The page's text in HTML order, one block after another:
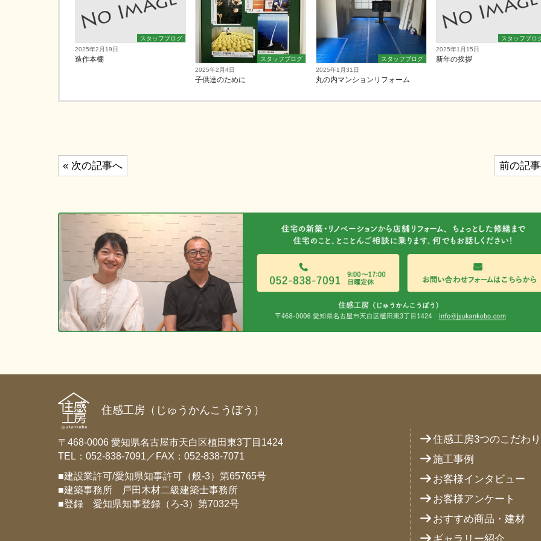
スタッフブログ
2025年2月19日
造作本棚
スタッフブログ
2025年2月4日
子供達のために
スタッフブログ
2025年1月31日
丸の内マンションリフォーム
スタッフブロ
2025年1月15日
新年の挨拶
投
稿
シ
ン
前の記
« 次の記事へ
住感工房（じゅうかんこうぼう）
〒468-0006 愛知県名古屋市天白区植田東3丁目1424
TEL：052-838-7091／FAX：052-838-7071
■建設業許可/愛知県知事許可（般-3）第65765号
■建築事務所 戸田木材二級建築士事務所
■登録 愛知県知事登録（ろ-3）第7032号
住感工房3つのこだわり
施工事例
お客様インタビュー
お客様アンケート
おすすめ商品・建材